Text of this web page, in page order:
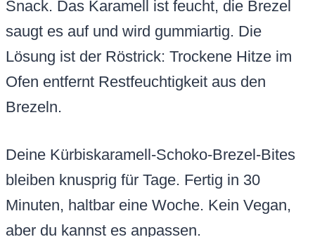
Snack. Das Karamell ist feucht, die Brezel
saugt es auf und wird gummiartig. Die
Lösung ist der Röstrick: Trockene Hitze im
Ofen entfernt Restfeuchtigkeit aus den
Brezeln.
Deine Kürbiskaramell-Schoko-Brezel-Bites
bleiben knusprig für Tage. Fertig in 30
Minuten, haltbar eine Woche. Kein Vegan,
aber du kannst es anpassen.